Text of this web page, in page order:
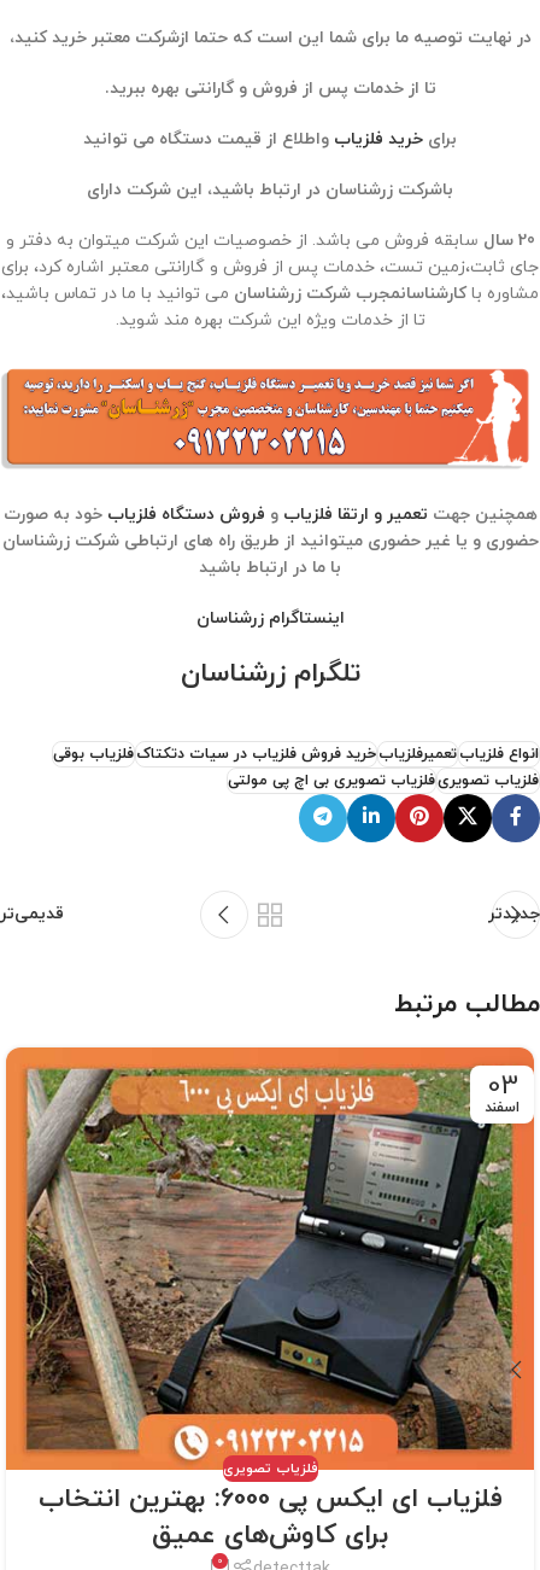
در نهایت توصیه ما برای شما این است که حتما ازشرکت معتبر خرید کنید،
تا از خدمات پس از فروش و گارانتی بهره ببرید.
برای خرید فلزیاب واطلاع از قیمت دستگاه می توانید
باشرکت زرشناسان در ارتباط باشید، این شرکت دارای
20 سال
سابقه فروش می باشد. از خصوصیات این شرکت میتوان به دفتر و
جای ثابت،زمین تست، خدمات پس از فروش و گارانتی معتبر اشاره کرد، برای
مشاوره باکارشناسانمجرب شرکت زرشناسان می توانید با ما در تماس باشید،
تا از خدمات ویژه این شرکت بهره مند شوید.
همچنین جهت تعمیر و ارتقا فلزیاب و فروش دستگاه فلزیاب خود به صورت
حضوری و یا غیر حضوری میتوانید از طریق راه های ارتباطی شرکت زرشناسان
با ما در ارتباط باشید
اینستاگرام زرشناسان
تلگرام زرشناسان
انواع فلزیابتعمیرفلزیابخرید فروش فلزیاب در سیات دتکتاکفلزیاب بوقی
فلزیاب تصویریفلزیاب تصویری بی اچ پی مولتی
جدیدتر قدیمی‌تر
مطالب مرتبط
03
اسفند
فلزیاب تصویری
فلزیاب ای ایکس پی 6000: بهترین انتخاب
برای کاوش‌های عمیق
0